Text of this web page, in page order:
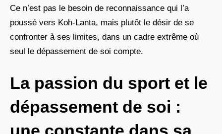
Ce n’est pas le besoin de reconnaissance qui l’a
poussé vers Koh-Lanta, mais plutôt le désir de se
confronter à ses limites, dans un cadre extrême où
seul le dépassement de soi compte.
La passion du sport et le
dépassement de soi :